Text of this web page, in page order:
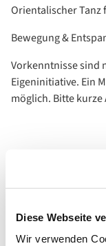
Diese Webseite
Wir verwenden
Orientalischer Tanz
Bewegung &
Vorkenntnisse sind
Eigeninitiative. Ein
möglich. Bitte kurze